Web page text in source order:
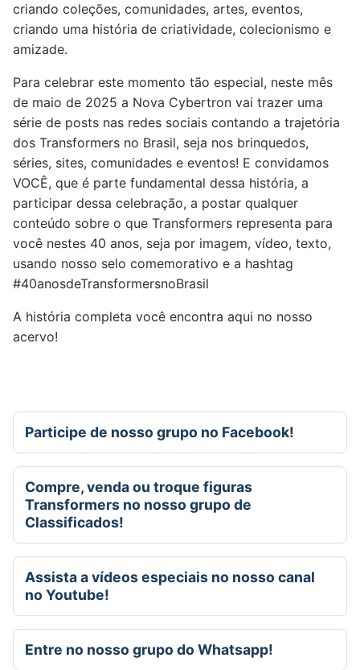
criando coleções, comunidades, artes, eventos,
criando uma história de criatividade, colecionismo e
amizade.
Para celebrar este momento tão especial, neste mês
de maio de 2025 a Nova Cybertron vai trazer uma
série de posts nas redes sociais contando a trajetória
dos Transformers no Brasil, seja nos brinquedos,
séries, sites, comunidades e eventos! E convidamos
VOCÊ, que é parte fundamental dessa história, a
participar dessa celebração, a postar qualquer
conteúdo sobre o que Transformers representa para
você nestes 40 anos, seja por imagem, vídeo, texto,
usando nosso selo comemorativo e a hashtag
#40anosdeTransformersnoBrasil
A história completa você encontra aqui no nosso
acervo!
Participe de nosso grupo no Facebook!
Compre, venda ou troque figuras
Transformers no nosso grupo de
Classificados!
Assista a vídeos especiais no nosso canal
no Youtube!
Entre no nosso grupo do Whatsapp!